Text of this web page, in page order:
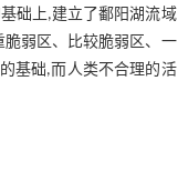
础上,建立了鄱阳湖流域
弱区、比较脆弱区、一
基础,而人类不合理的活